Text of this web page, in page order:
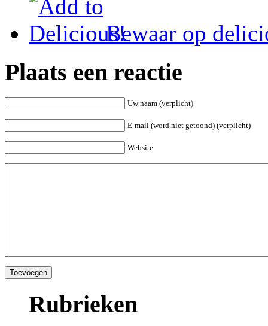
Bewaar op
Plaats een reactie
Uw naam (verplicht)
E-mail (word niet getoond) (verplicht)
Website
Rubrieken